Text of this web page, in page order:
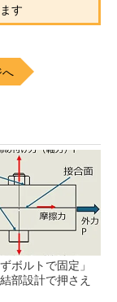
す
へ
ボルトで固定」
部設計で押さえ